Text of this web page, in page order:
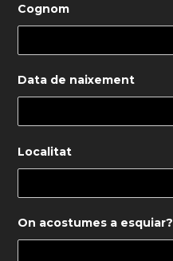
Cognom
Data de naixement
Localitat
On acostumes a esquiar?